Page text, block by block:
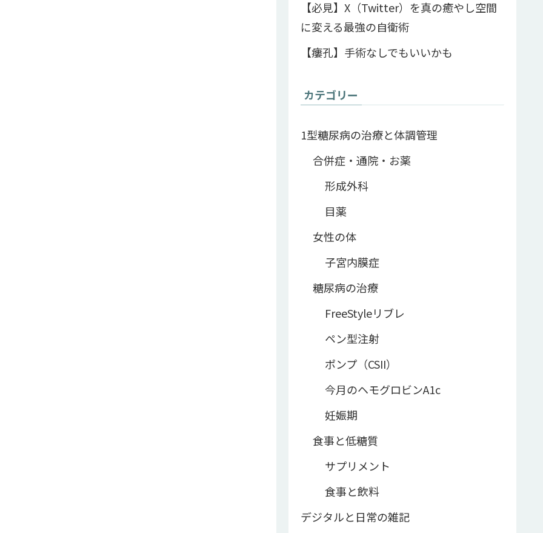
【必見】X（Twitter）を真の癒やし空間
に変える最強の自衛術
【瘻孔】手術なしでもいいかも
カテゴリー
1型糖尿病の治療と体調管理
合併症・通院・お薬
形成外科
目薬
女性の体
子宮内膜症
糖尿病の治療
FreeStyleリブレ
ペン型注射
ポンプ（CSII）
今月のヘモグロビンA1c
妊娠期
食事と低糖質
サプリメント
食事と飲料
デジタルと日常の雑記